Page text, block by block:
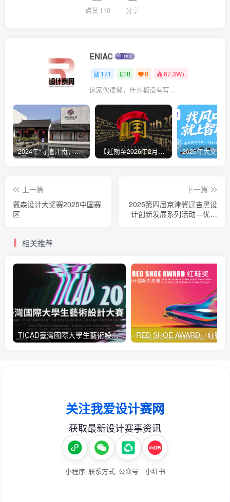
点赞 110 分享
ENIAC
171 0 8 67.3W+
这家伙很懒，什么都没有写...
2024年“寻遗江南，嘉有孔庙”嘉定区非遗文创设计大赛 【延期至2026年2月9日17:00】2025国文奖-两岸青年非遗文创大赛
上一篇
戴森设计大奖赛2025中国赛
区
下一篇
2025第四届京津冀辽吉黑设
计创新发展系列活动—优秀
相关推荐
TICAD臺灣國際大學生藝術設計大賽